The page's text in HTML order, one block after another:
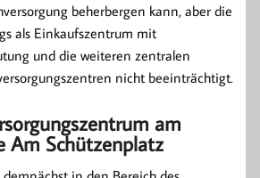
beherbergen kann, aber die
als Einkaufszentrum mit
und die weiteren zentralen
nicht beeinträchtigt.
am
Am Schützenplatz